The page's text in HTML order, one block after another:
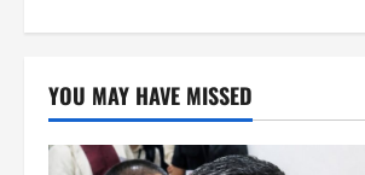
YOU MAY HAVE MISSED